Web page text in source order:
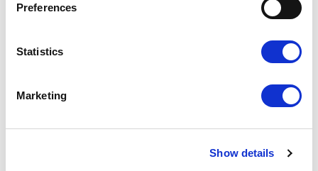
Preferences
Statistics
Marketing
Show details
Przedsiębiorcy tacy jak Ty
wybierają Voogo